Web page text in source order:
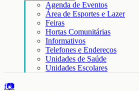
Agenda de Eventos
Área de Esportes e Lazer
Feiras
Hortas Comunitárias
Informativos
Telefones e Endereços
Unidades de Saúde
Unidades Escolares
f📷